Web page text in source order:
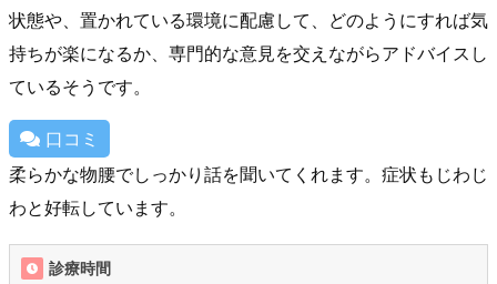
状態や、置かれている環境に配慮して、どのようにすれば気
持ちが楽になるか、専門的な意見を交えながらアドバイスし
ているそうです。
口コミ
柔らかな物腰でしっかり話を聞いてくれます。症状もじわじ
わと好転しています。
診療時間